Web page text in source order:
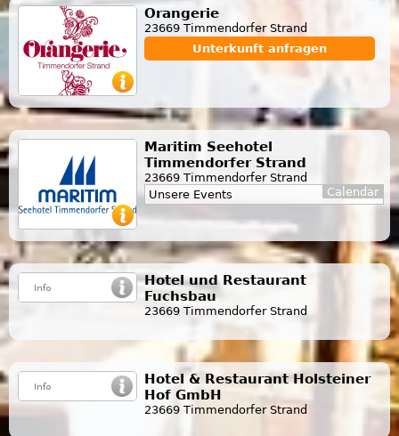
Orangerie
23669 Timmendorfer Strand
Unterkunft anfragen
Maritim Seehotel
Timmendorfer Strand
23669 Timmendorfer Strand
Calendar
Unsere Events
Hotel und Restaurant
Fuchsbau
23669 Timmendorfer Strand
Hotel & Restaurant Holsteiner
Hof GmbH
23669 Timmendorfer Strand